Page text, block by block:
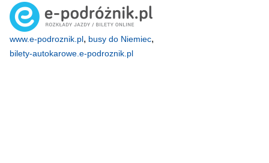
www.e-podroznik.pl, busy do Niemiec,
bilety-autokarowe.e-podroznik.pl